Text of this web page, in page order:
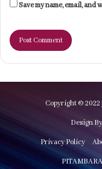
Save my name, email,
Copyright © 2022
Design
Privacy Policy